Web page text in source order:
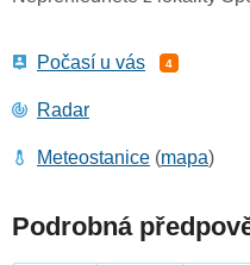
Počasí u vás 4
Radar
Meteostanice (mapa)
Podrobná